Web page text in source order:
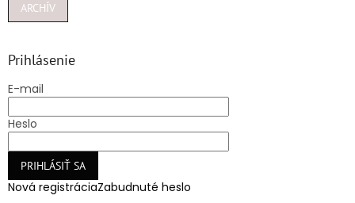
ARCHÍV
Prihlásenie
E-mail
Heslo
PRIHLÁSIŤ SA
Nová registráciaZabudnuté heslo